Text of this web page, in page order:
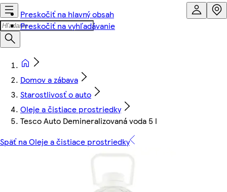
Preskočiť na hlavný obsah
Preskočiť na vyhľadávanie
Domov a zábava
Starostlivosť o auto
Oleje a čistiace prostriedky
Tesco Auto Demineralizovaná voda 5 l
Späť na Oleje a čistiace prostriedky